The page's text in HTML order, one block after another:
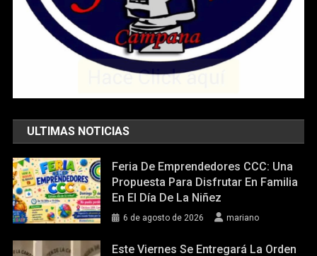
ULTIMAS NOTICIAS
Feria De Emprendedores CCC: Una
Propuesta Para Disfrutar En Familia
En El Día De La Niñez
6 de agosto de 2026 mariano
Este Viernes Se Entregará La Orden